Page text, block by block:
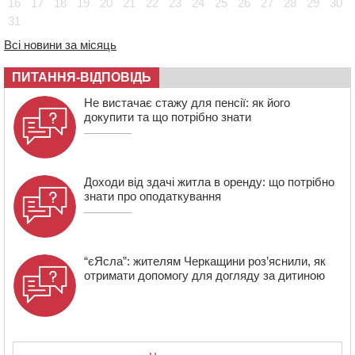
16:40 У Черкасах провели в останню путь двох
загиблих воїнів
16:07 До 1 вересня у Черкасах оновлюють дорожню
розмітку біля навчальних закладів (ФОТОФАКТ)
15:39 На честь загиблого захисника і чемпіона світу в
Черкасах відкрили спортивно-реабілітаційний центр
16
17 18 19 20 21 22 23 24 25 26 27 28 29
30
31
Всі новини за місяць
ПИТАННЯ-ВІДПОВІДЬ
Не вистачає стажу для пенсії: як його
докупити та що потрібно знати
Доходи від здачі житла в оренду: що потрібно
знати про оподаткування
“єЯсла”: жителям Черкащини роз’яснили, як
отримати допомогу для догляду за дитиною